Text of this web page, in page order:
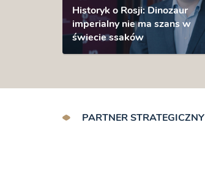
Historyk o Rosji: Dinozaur
imperialny nie ma szans w
świecie ssaków
PARTNER STRATEGICZNY